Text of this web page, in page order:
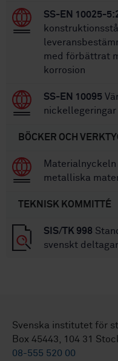
SS-EN 10025-
med förbättrat
korrosion
SS-EN 10095
nickellegeringar
BÖCKER OCH
metalliska
TEKNISK KOMMITTÉ
SIS/TK 998
svenskt
Svenska institutet för
Box 45443, 104 31
08-555 520 00